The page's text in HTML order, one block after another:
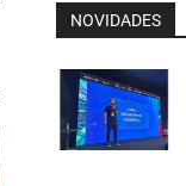
NOVIDADES